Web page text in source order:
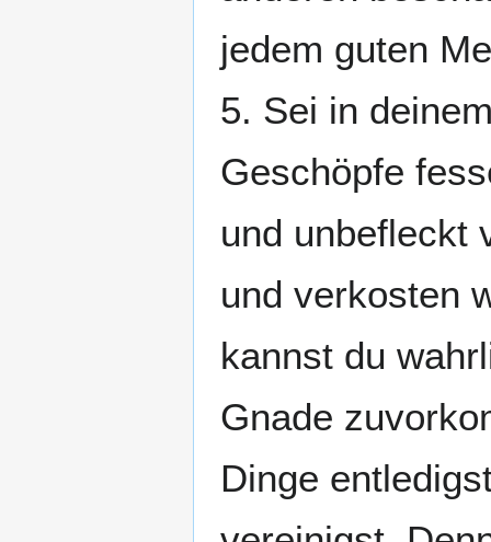
jedem guten
5. Sei in
Geschöpfe
und unbefleckt
und verkosten
kannst du
Gnade
Dinge